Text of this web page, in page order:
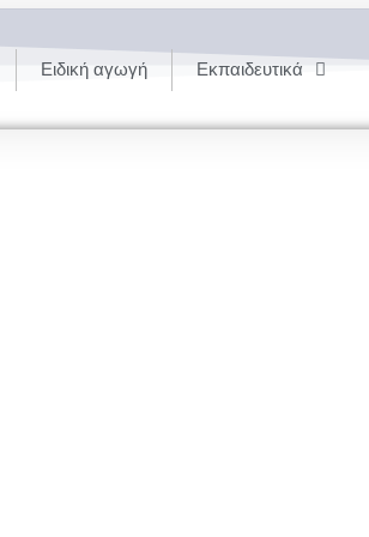
Ειδική αγωγή Εκπαιδευτικά